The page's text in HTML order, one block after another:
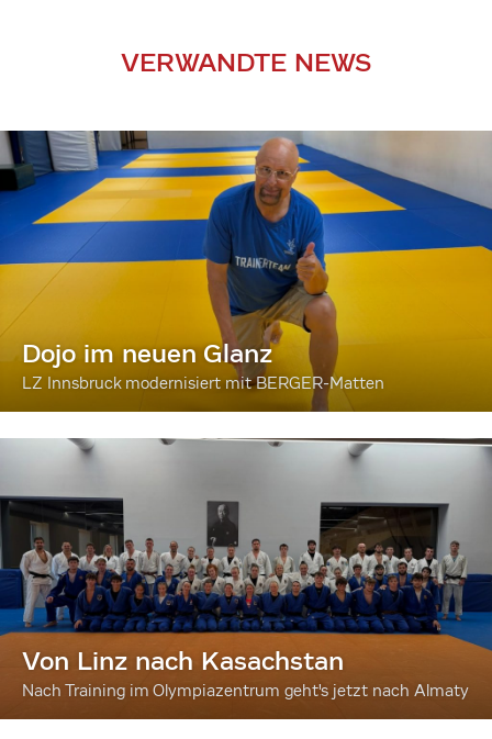
VERWANDTE NEWS
Dojo im neuen Glanz
LZ Innsbruck modernisiert mit BERGER-Matten
Von Linz nach Kasachstan
Nach Training im Olympiazentrum geht's jetzt nach Almaty